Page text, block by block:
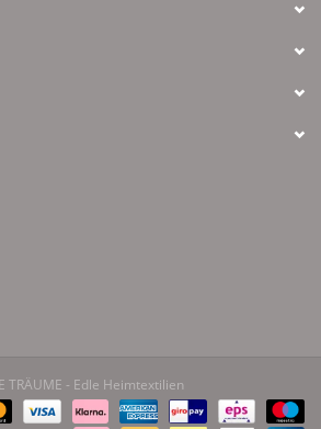
TRÄUME - Edle Heimtextilien